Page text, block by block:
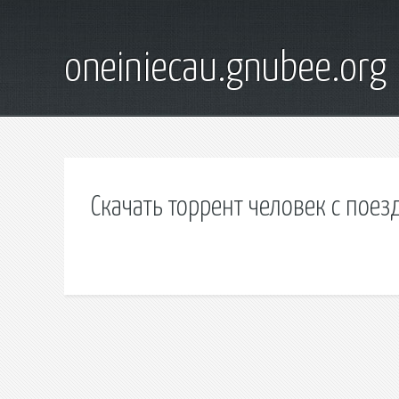
oneiniecau.gnubee.org
Скачать торрент человек с